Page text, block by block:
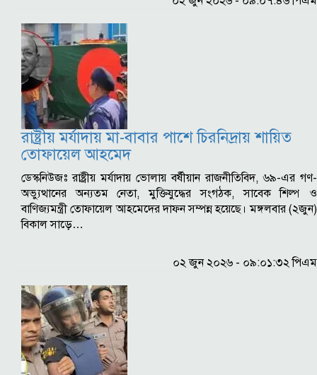
রাষ্ট্রীয় মর্যাদায় মা-বাবার পাশে চিরনিদ্রায় শায়িত
তোফায়েল আহমেদ
ডেস্কনিউজঃ রাষ্ট্রীয় মর্যাদায় ভোলায় বর্ষীয়ান রাজনীতিবিদ, ৬৯-এর গণ-
অভ্যুত্থানের অন্যতম নেতা, মুক্তিযুদ্ধের সংগঠক, সাবেক শিল্প ও
বাণিজ্যমন্ত্রী তোফায়েল আহমেদের দাফন সম্পন্ন হয়েছে। মঙ্গলবার (২জুন)
বিকাল সাড়ে…
০২ জুন ২০২৬ - ০৯:০১:৩২ পিএম